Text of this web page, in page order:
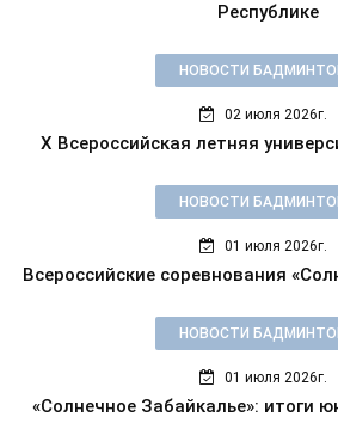
Республике
НОВОСТИ
02 июля 2026г.
X Всероссийская летняя
НОВОСТИ
01 июля 2026г.
Всероссийские соревнования
НОВОСТИ
01 июля 2026г.
«Солнечное Забайкалье»: итоги